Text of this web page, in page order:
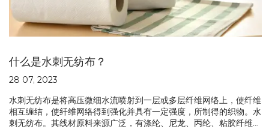
什么是水刺无纺布？
28 07, 2023
水刺无纺布是将高压微细水流喷射到一层或多层纤维网络上，使纤维
相互缠结，使纤维网络得到强化并具有一定强度，所制得的织物。水
刺无纺布。其线材原料来源广泛，有涤纶、尼龙、丙纶、粘胶纤维、